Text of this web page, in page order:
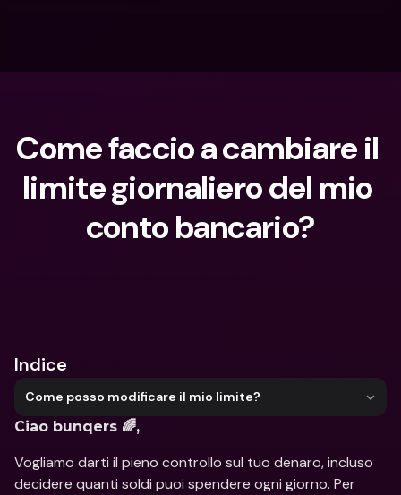
Come faccio a cambiare il
limite giornaliero del mio
conto bancario?
Indice
Come posso modificare il mio limite?
Ciao bunqers 🌈,
Vogliamo darti il pieno controllo sul tuo denaro, incluso
decidere quanti soldi puoi spendere ogni giorno. Per